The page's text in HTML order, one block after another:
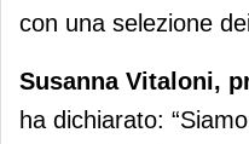
con una selezione
Susanna Vitaloni,
ha dichiarato: